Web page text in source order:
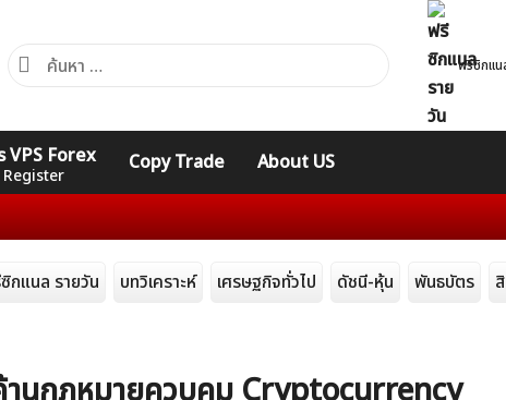
ค้นหา
สำหรับ:
ฟรีซิกแน
VPS Forex
Register
Copy Trade About US
คอร์ส
Expert Indicators
กแนล รายวัน บทวิเคราะห์ เศรษฐกิจทั่วไป ดัชนี-หุ้น พันธบัตร